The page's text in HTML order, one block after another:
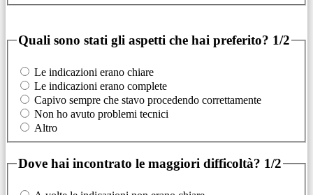
Quali sono stati gli aspetti che hai preferito? 1/2
Le indicazioni erano chiare
Le indicazioni erano complete
Capivo sempre che stavo procedendo correttamente
Non ho avuto problemi tecnici
Altro
Dove hai incontrato le maggiori difficoltà? 1/2